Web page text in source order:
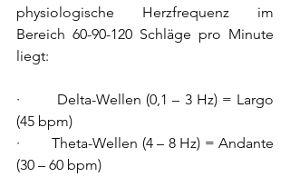
physiologische Herzfrequenz im
Bereich 60-90-120 Schläge pro Minute
liegt:
·        Delta-Wellen (0,1 – 3 Hz) = Largo
(45 bpm)
·        Theta-Wellen (4 – 8 Hz) = Andante
(30 – 60 bpm)